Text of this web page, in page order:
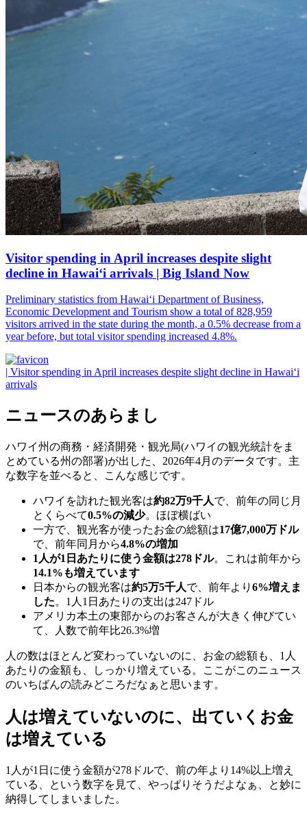
Visitor spending in April increases despite slight
decline in Hawai‘i arrivals | Big Island Now
Preliminary statistics from Hawai‘i Department of Business,
Economic Development and Tourism show a total of 828,959
visitors arrived in the state during the month, a 0.5% decrease from a
year before, but total visitor spending increased 4.8%.
| Visitor spending in April increases despite slight decline in Hawai‘i
arrivals
ニュースのあらまし
ハワイ州の商務・経済開発・観光局(ハワイの観光統計をま
とめている州の部署)が出した、2026年4月のデータです。主
な数字を並べると、こんな感じです。
ハワイを訪れた観光客は約82万9千人で、前年の同じ月
とくらべて0.5%の減少。ほぼ横ばい
一方で、観光客が使ったお金の総額は17億7,000万ドル
で、前年同月から4.8%の増加
1人が1日あたりに使う金額は278ドル。これは前年から
14.1%も増えています
日本からの観光客は約5万5千人で、前年より 6%増えま
した。1人1日あたりの支出は247ドル
アメリカ本土の東部からのお客さんが大きく伸びてい
て、人数で前年比26.3%増
人の数はほとんど変わっていないのに、お金の総額も、1人
あたりの金額も、しっかり増えている。ここがこのニュース
のいちばんの読みどころだなぁと思います。
人は増えていないのに、出ていくお金
は増えている
1人が1日に使う金額が278ドルで、前の年より14%以上増え
ている、という数字を見て、やっぱりそうだよなぁ、と妙に
納得してしまいました。